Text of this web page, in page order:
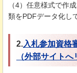
（4）任意様式で作
類をPDFデータ化し
2.入札参加資格
（外部サイトへ